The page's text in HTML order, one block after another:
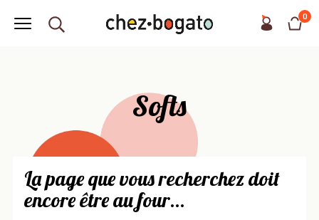
0
Softs
La page que vous recherchez doit
encore être au four...